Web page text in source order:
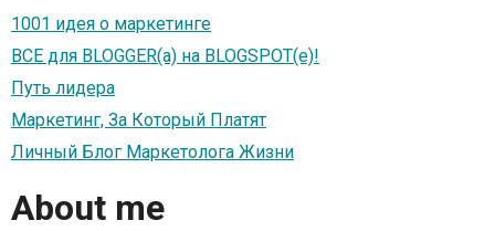
1001 идея о маркетинге
ВСЕ для BLOGGER(а) на BLOGSPOT(e)!
Путь лидера
Маркетинг, За Который Платят
Личный Блог Маркетолога Жизни
About me